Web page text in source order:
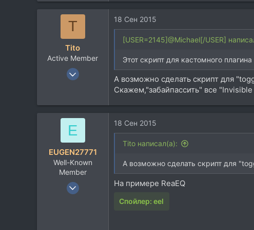
1.638
T
Tito
Active Member
17 Янв 2005
Посетить сайт
18 Сен 2015
[USER=2145]@Michael[/USER]
Этот скрипт для кастомного плагина
А возможно сделать скрипт для
Скажем,"забайпассить" все
E
EUGEN27771
Well-Known
Member
23 Апр 2010
18 Сен 2015
Tito написал(а):
А возможно сделать скрипт для
На примере ReaEQ
Спойлер: eel